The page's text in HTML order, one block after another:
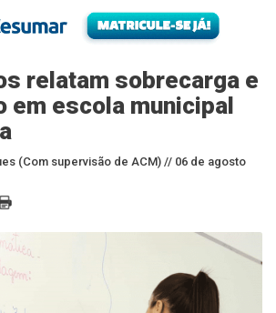
relatam sobrecarga e
em escola municipal
(Com supervisão de ACM) // 06 de agosto